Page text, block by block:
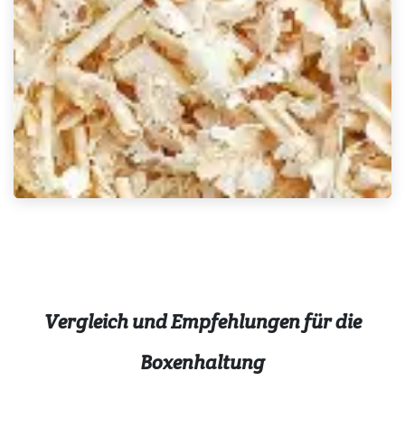
Vergleich und Empfehlungen für die
Boxenhaltung